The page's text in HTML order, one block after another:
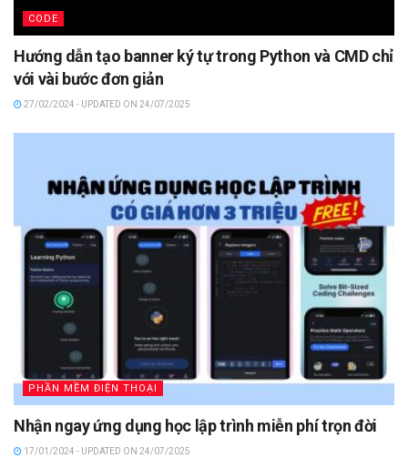
CODE
Hướng dẫn tạo banner ký tự trong Python và CMD chỉ
với vài bước đơn giản
27/02/2024 - UPDATED ON 24/07/2025
PHẦN MỀM ĐIỆN THOẠI
Nhận ngay ứng dụng học lập trình miễn phí trọn đời
17/01/2024 - UPDATED ON 24/07/2025